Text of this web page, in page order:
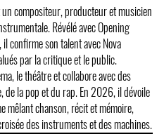
compositeur, producteur et musicien
Révélé avec Opening
confirme son talent avec Nova
par la critique et le public.
le théâtre et collabore avec des
la pop et du rap. En 2026, il dévoile
mêlant chanson, récit et mémoire,
des instruments et des machines.